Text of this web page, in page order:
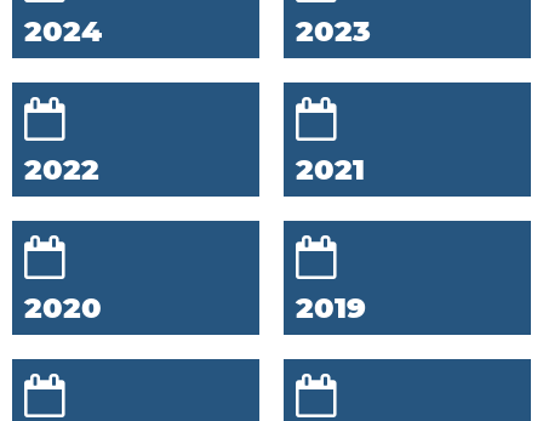
2024 2023
2022 2021
2020 2019